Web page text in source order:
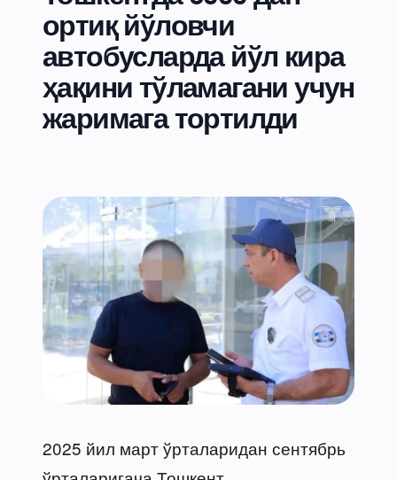
ортиқ йўловчи
автобусларда йўл кира
ҳақини тўламагани учун
жаримага тортилди
2025 йил март ўрталаридан сентябрь